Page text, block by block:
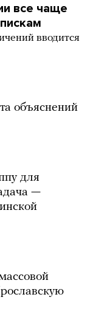
все чаще
вводится
объяснений
для
—